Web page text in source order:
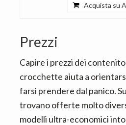
Acquista su
Prezzi
Capire i prezzi dei
crocchette aiuta a
farsi prendere dal panico.
trovano offerte molto
modelli ultra-economici